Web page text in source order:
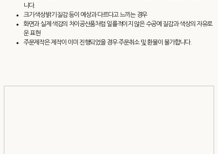
니다.
크기·색상·밝기·질감 등이 예상과 다르다고 느끼는 경우
화면과 실제 색감의 차이공산품처럼 일률적이지 않은 수공예 질감과 색상의 자유로
운 표현
주문제작은 제작이 이미 진행되었을 경우 주문취소 및 환불이 불가합니다.